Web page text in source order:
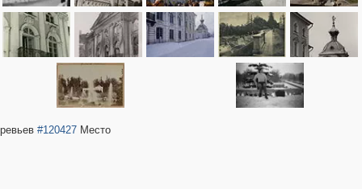
#120427Место